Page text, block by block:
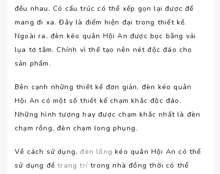
đều nhau. Có cấu trúc có thể xếp gọn lại được để
mang đi xa. Đây là điểm hiện đại trong thiết kế.
Ngoài ra, đèn kéo quân Hội An được bọc bằng vải
lụa tơ tằm. Chính vì thế tạo nên nét độc đáo cho
sản phẩm.
Bên cạnh những thiết kế đơn giản, đèn kéo quân
Hội An có một số thiết kế chạm khắc độc đáo.
Những hình tượng hay được chạm khắc nhất là đèn
chạm rồng, đèn chạm long phụng.
Về cách sử dụng,đèn lồng kéo quân Hội An có thể
sử dụng đểtrang trí trong nhà đồng thời có thể